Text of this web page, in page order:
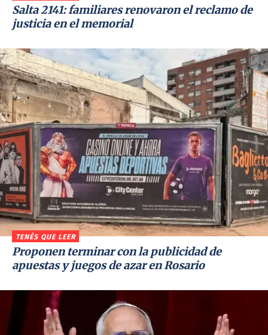
Salta 2141: familiares renovaron el reclamo de
justicia en el memorial
TENÉS QUE LEER
Proponen terminar con la publicidad de
apuestas y juegos de azar en Rosario